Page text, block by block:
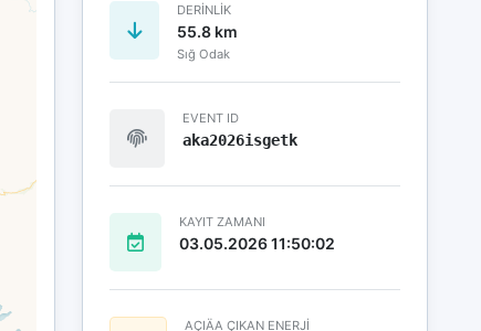
DERINLIK
55.8 km
Sığ Odak
EVENT ID
aka2026isgetk
KAYIT ZAMANI
03.05.2026 11:50:02
AÇIÄA ÇIKAN ENERJİ